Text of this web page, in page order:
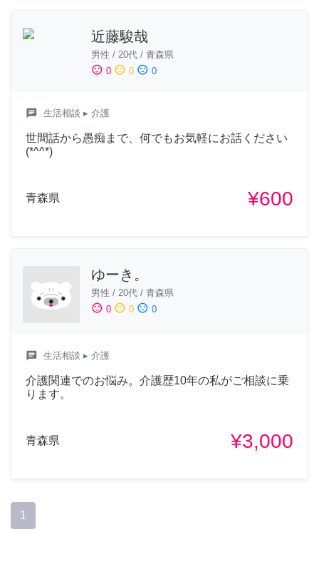
近藤駿哉
男性 / 20代 / 青森県
sentiment_satisfied 0 sentiment_neutral 0 sentiment_dissatisfied 0
chat 生活相談 ▸ 介護
世間話から愚痴まで、何でもお気軽にお話ください
(*^^*)
青森県 ¥600
ゆーき。
男性 / 20代 / 青森県
sentiment_satisfied 0 sentiment_neutral 0 sentiment_dissatisfied 0
chat 生活相談 ▸ 介護
介護関連でのお悩み。介護歴10年の私がご相談に乗
ります。
青森県 ¥3,000
1